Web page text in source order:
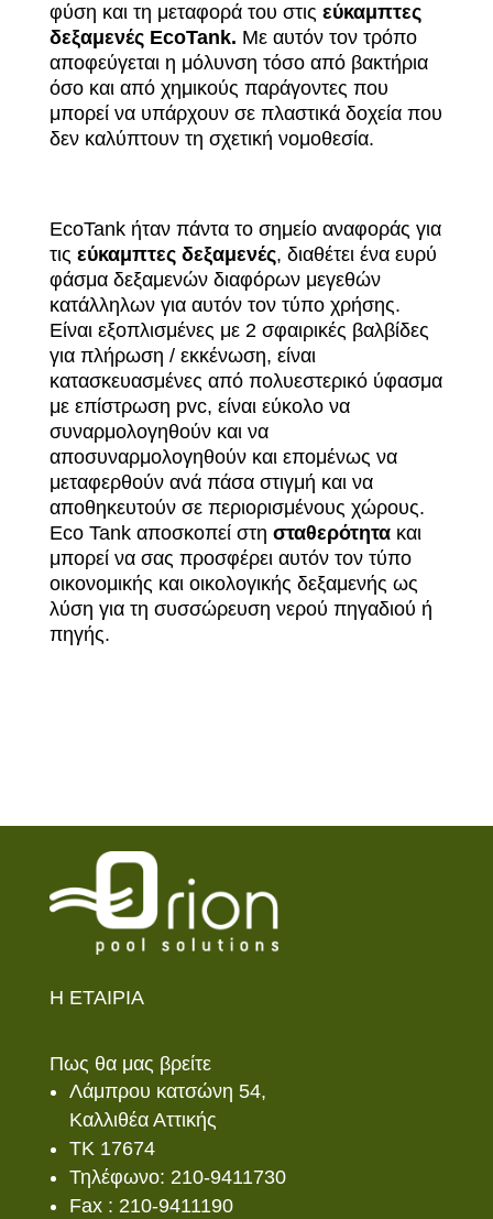
φύση και τη μεταφορά του στις εύκαμπτες
δεξαμενές EcoTank. Με αυτόν τον τρόπο
αποφεύγεται η μόλυνση τόσο από βακτήρια
όσο και από χημικούς παράγοντες που
μπορεί να υπάρχουν σε πλαστικά δοχεία που
δεν καλύπτουν τη σχετική νομοθεσία.
EcoTank ήταν πάντα το σημείο αναφοράς για
τις εύκαμπτες δεξαμενές, διαθέτει ένα ευρύ
φάσμα δεξαμενών διαφόρων μεγεθών
κατάλληλων για αυτόν τον τύπο χρήσης.
Είναι εξοπλισμένες με 2 σφαιρικές βαλβίδες
για πλήρωση / εκκένωση, είναι
κατασκευασμένες από πολυεστερικό ύφασμα
με επίστρωση pvc, είναι εύκολο να
συναρμολογηθούν και να
αποσυναρμολογηθούν και επομένως να
μεταφερθούν ανά πάσα στιγμή και να
αποθηκευτούν σε περιορισμένους χώρους.
Eco Tank αποσκοπεί στη σταθερότητακαι
μπορεί να σας προσφέρει αυτόν τον τύπο
οικονομικής και οικολογικής δεξαμενής ως
λύση για τη συσσώρευση νερού πηγαδιού ή
πηγής.
Η ΕΤΑΙΡΙΑ
Πως θα μας βρείτε
Λάμπρου κατσώνη 54,
Καλλιθέα Αττικής
ΤΚ 17674
Τηλέφωνο: 210-9411730
Fax : 210-9411190